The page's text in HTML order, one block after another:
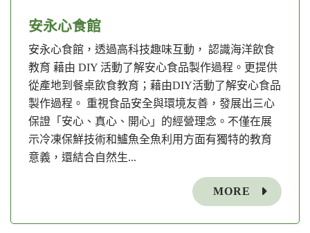
安永心食館
安永心食館，透過高科技趣味互動， 認識海洋飲食
教育 藉由 DIY 活動了解安心食品製作過程。更提供
從產地到餐桌飲食教育；藉由DIY活動了解安心食品
製作過程。 重視食品安全與環境友善，發展出三心
保證「安心、真心、開心」的經營理念。不僅在展
示冷凍保鮮技術和鱸魚全魚利用方面有獨特的教育
意義，還結合自然生...
MORE